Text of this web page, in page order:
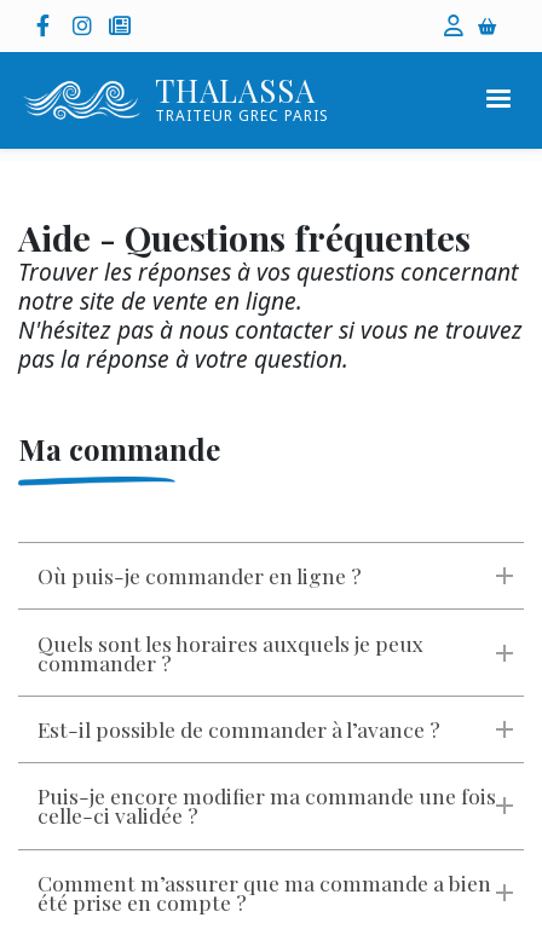
Aller
principal
Social Facebook
MenuSe
THALASSA
TRAITEUR GREC PARIS
Aide - Questions fréquentes
Trouver les réponses à vos questions concernant
notre site de vente en ligne.
N'hésitez pas à nous contacter si vous ne trouvez
pas la réponse à votre question.
Ma commande
Où puis-je commander en ligne ?
Quels sont les horaires auxquels je peux
commander ?
Est-il possible de commander à l’avance ?
Puis-je encore modifier ma commande une fois
celle-ci validée ?
Comment m’assurer que ma commande a bien
été prise en compte ?